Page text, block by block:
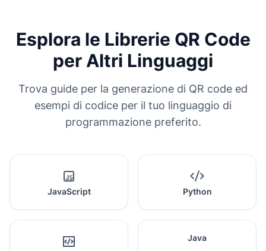
Esplora le Librerie QR Code
per Altri Linguaggi
Trova guide per la generazione di QR code ed
esempi di codice per il tuo linguaggio di
programmazione preferito.
JavaScript Python
Java